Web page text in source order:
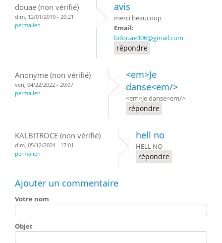
douae (non vérifié)
dim, 12/01/2019 - 20:21
permalien
avis
merci beaucoup
Email:
bdouae306@gmail.com
répondre
Anonyme (non vérifié)
ven, 04/22/2022 - 20:07
permalien
<em>Je
danse<em/>
<em>Je danse<em/>
répondre
KALBITROCE (non vérifié)
dim, 05/12/2024 - 17:01
permalien
hell no
HELL NO
répondre
Ajouter un commentaire
Votre nom
Objet